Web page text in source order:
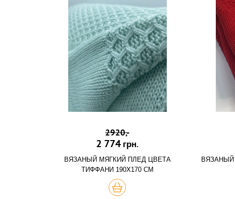
2920,-
2 774 грн.
ВЯЗАНЫЙ МЯГКИЙ ПЛЕД ЦВЕТА
ТИФФАНИ 190Х170 СМ
ХОЧУ
ВЯЗАНЫЙ